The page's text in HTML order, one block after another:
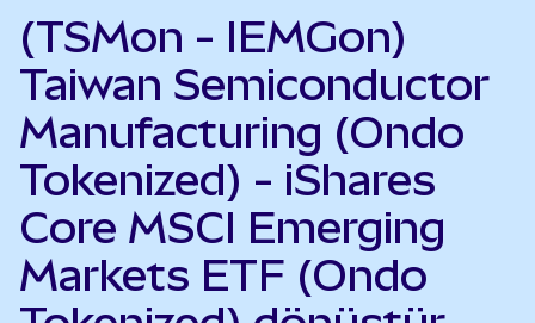
(TSMon - IEMGon)
Taiwan Semiconductor
Manufacturing (Ondo
Tokenized) - iShares
Core MSCI Emerging
Markets ETF (Ondo